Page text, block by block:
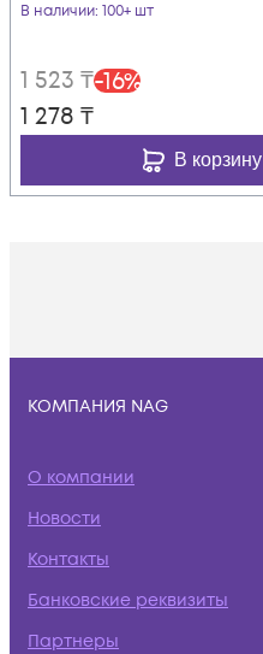
В наличии: 100+ шт
1 523 ₸-16%
1 278 ₸
В корзину
КОМПАНИЯ NAG
О компании
Новости
Контакты
Банковские реквизиты
Партнеры